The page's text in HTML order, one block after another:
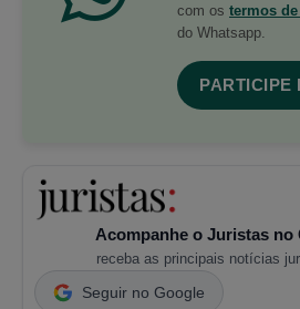
com os termos
do Whatsapp.
PARTICIPE
Acompanhe o Juristas no
receba as principais notícias
Seguir no Google